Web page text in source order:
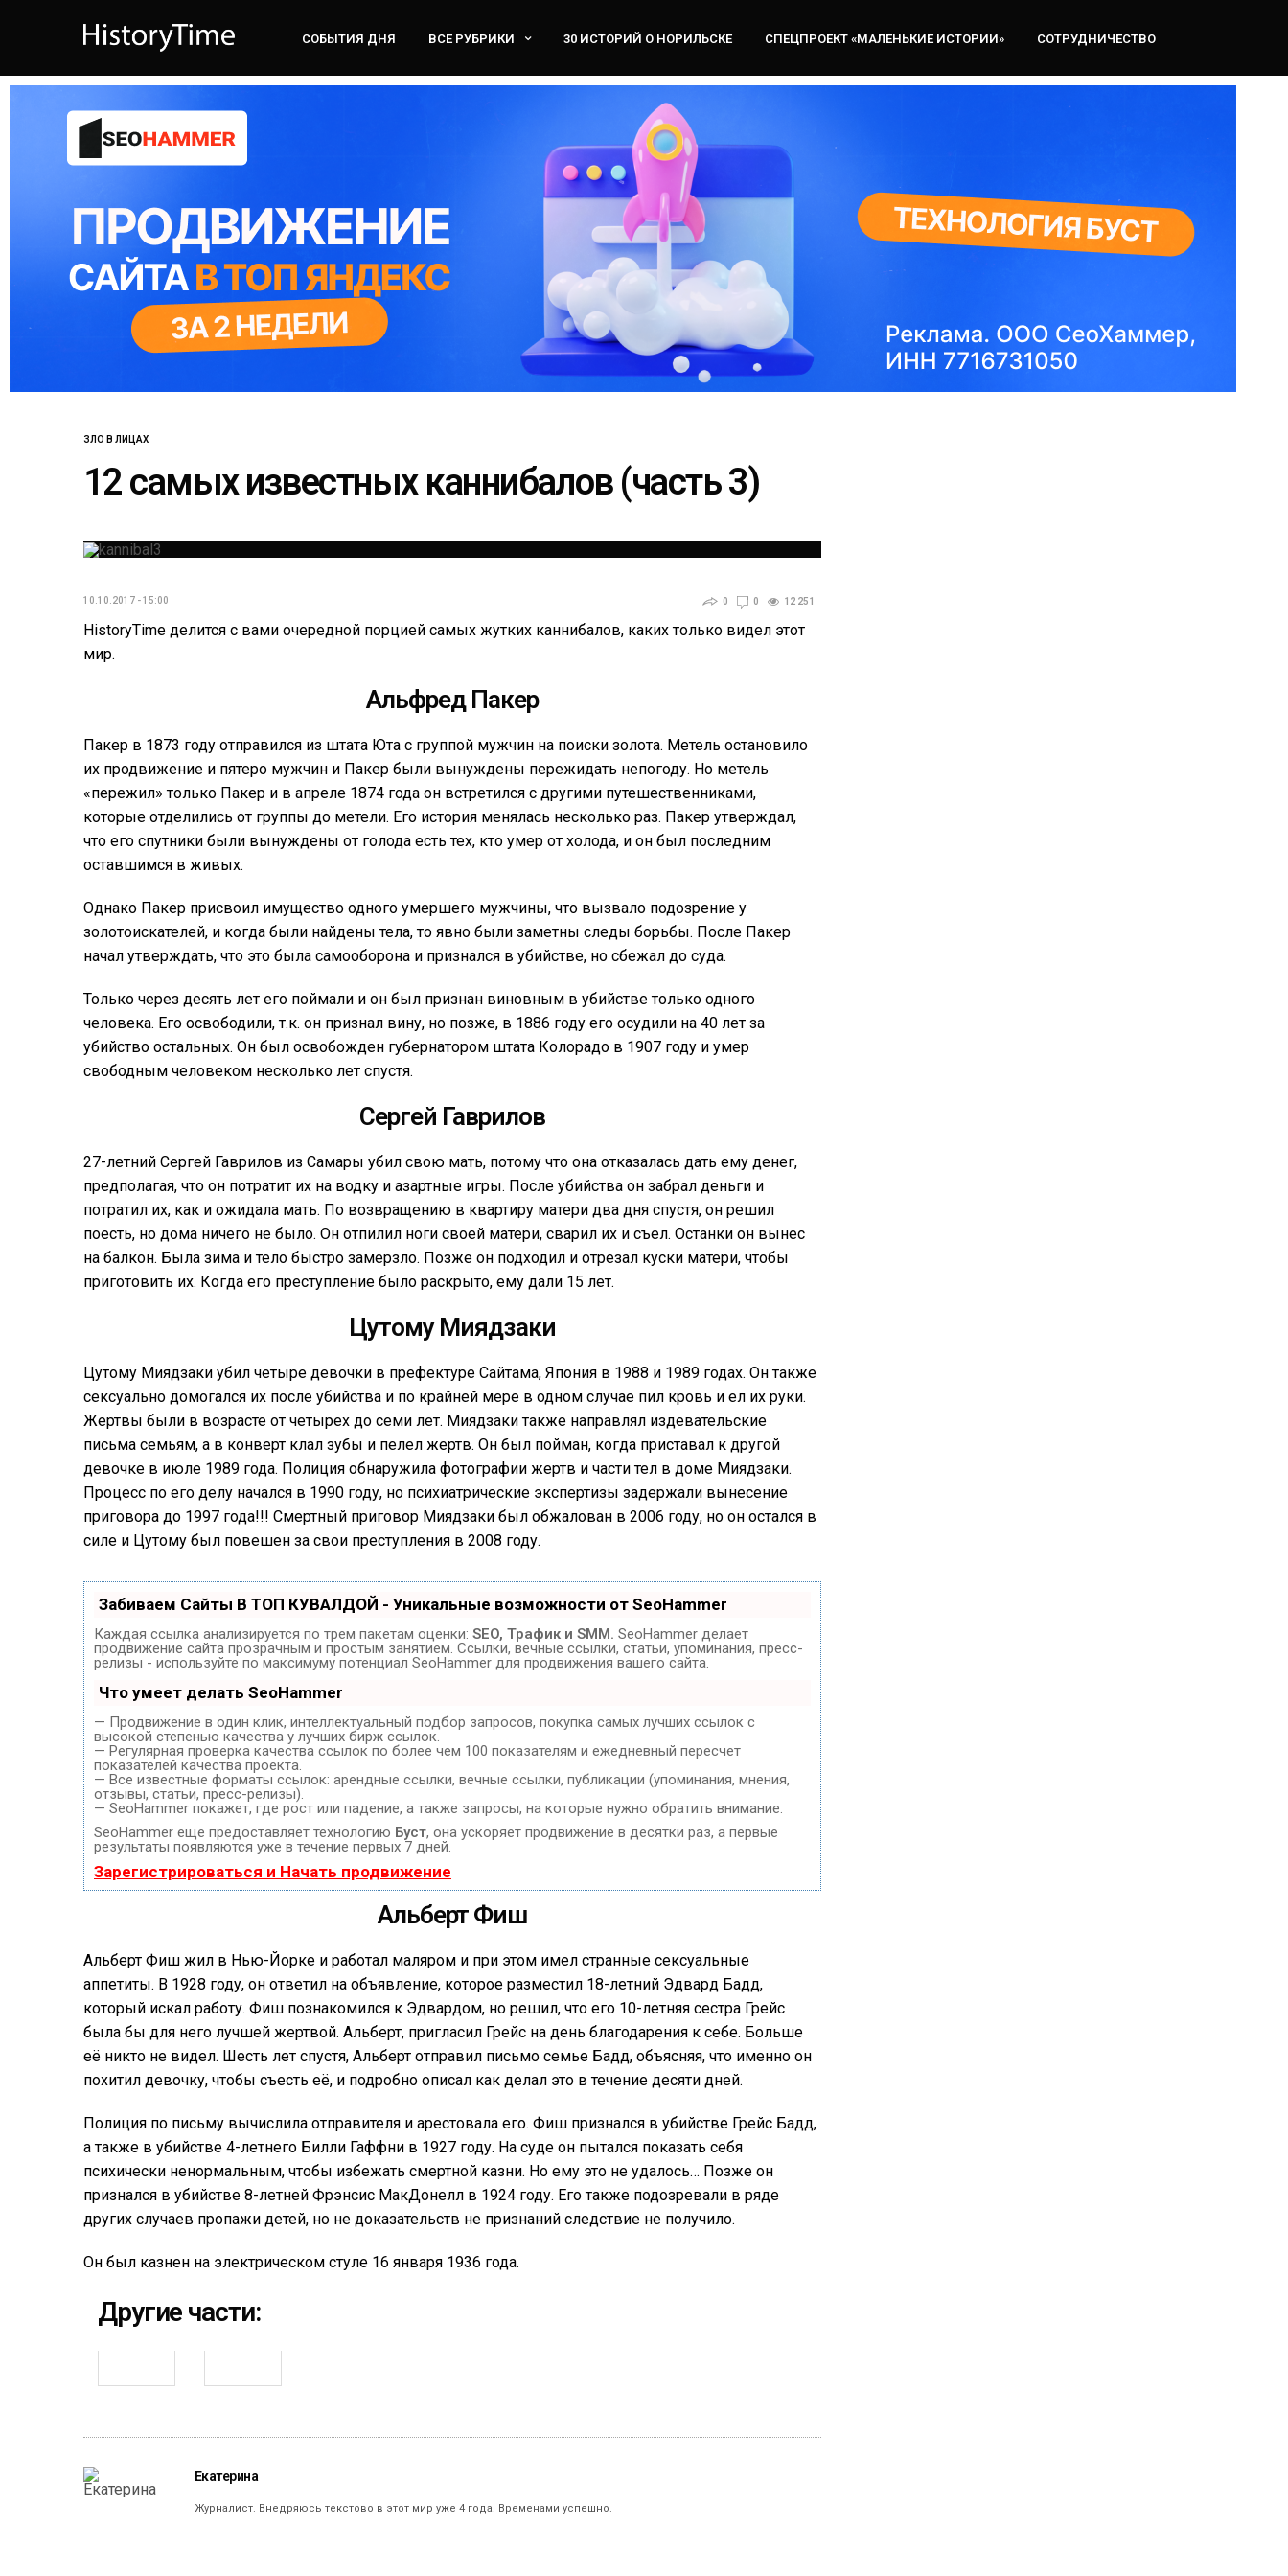
СОБЫТИЯ ДНЯ ВСЕ РУБРИКИ 30 ИСТОРИЙ О НОРИЛЬСКЕ СПЕЦПРОЕКТ «МАЛЕНЬКИЕ ИСТОРИИ» СОТРУДНИЧЕСТВО
ЗЛО В ЛИЦАХ
12 самых известных каннибалов (часть 3)
10.10.2017 - 15:00 0 0 12 251
HistoryTime делится с вами очередной порцией самых жутких каннибалов, каких только видел этот
мир.
Альфред Пакер
Пакер в 1873 году отправился из штата Юта с группой мужчин на поиски золота. Метель остановило
их продвижение и пятеро мужчин и Пакер были вынуждены пережидать непогоду. Но метель
«пережил» только Пакер и в апреле 1874 года он встретился с другими путешественниками,
которые отделились от группы до метели. Его история менялась несколько раз. Пакер утверждал,
что его спутники были вынуждены от голода есть тех, кто умер от холода, и он был последним
оставшимся в живых.
Однако Пакер присвоил имущество одного умершего мужчины, что вызвало подозрение у
золотоискателей, и когда были найдены тела, то явно были заметны следы борьбы. После Пакер
начал утверждать, что это была самооборона и признался в убийстве, но сбежал до суда.
Только через десять лет его поймали и он был признан виновным в убийстве только одного
человека. Его освободили, т.к. он признал вину, но позже, в 1886 году его осудили на 40 лет за
убийство остальных. Он был освобожден губернатором штата Колорадо в 1907 году и умер
свободным человеком несколько лет спустя.
Сергей Гаврилов
27-летний Сергей Гаврилов из Самары убил свою мать, потому что она отказалась дать ему денег,
предполагая, что он потратит их на водку и азартные игры. После убийства он забрал деньги и
потратил их, как и ожидала мать. По возвращению в квартиру матери два дня спустя, он решил
поесть, но дома ничего не было. Он отпилил ноги своей матери, сварил их и съел. Останки он вынес
на балкон. Была зима и тело быстро замерзло. Позже он подходил и отрезал куски матери, чтобы
приготовить их. Когда его преступление было раскрыто, ему дали 15 лет.
Цутому Миядзаки
Цутому Миядзаки убил четыре девочки в префектуре Сайтама, Япония в 1988 и 1989 годах. Он также
сексуально домогался их после убийства и по крайней мере в одном случае пил кровь и ел их руки.
Жертвы были в возрасте от четырех до семи лет. Миядзаки также направлял издевательские
письма семьям, а в конверт клал зубы и пелел жертв. Он был пойман, когда приставал к другой
девочке в июле 1989 года. Полиция обнаружила фотографии жертв и части тел в доме Миядзаки.
Процесс по его делу начался в 1990 году, но психиатрические экспертизы задержали вынесение
приговора до 1997 года!!! Смертный приговор Миядзаки был обжалован в 2006 году, но он остался в
силе и Цутому был повешен за свои преступления в 2008 году.
Забиваем Сайты В ТОП КУВАЛДОЙ - Уникальные возможности от SeoHammer
Каждая ссылка анализируется по трем пакетам оценки: SEO, Трафик и SMM. SeoHammer делает
продвижение сайта прозрачным и простым занятием. Ссылки, вечные ссылки, статьи, упоминания, пресс-
релизы - используйте по максимуму потенциал SeoHammer для продвижения вашего сайта.
Что умеет делать SeoHammer
— Продвижение в один клик, интеллектуальный подбор запросов, покупка самых лучших ссылок с
высокой степенью качества у лучших бирж ссылок.
— Регулярная проверка качества ссылок по более чем 100 показателям и ежедневный пересчет
показателей качества проекта.
— Все известные форматы ссылок: арендные ссылки, вечные ссылки, публикации (упоминания, мнения,
отзывы, статьи, пресс-релизы).
— SeoHammer покажет, где рост или падение, а также запросы, на которые нужно обратить внимание.
SeoHammer еще предоставляет технологию Буст, она ускоряет продвижение в десятки раз, а первые
результаты появляются уже в течение первых 7 дней.
Зарегистрироваться и Начать продвижение
Альберт Фиш
Альберт Фиш жил в Нью-Йорке и работал маляром и при этом имел странные сексуальные
аппетиты. В 1928 году, он ответил на объявление, которое разместил 18-летний Эдвард Бадд,
который искал работу. Фиш познакомился к Эдвардом, но решил, что его 10-летняя сестра Грейс
была бы для него лучшей жертвой. Альберт, пригласил Грейс на день благодарения к себе. Больше
её никто не видел. Шесть лет спустя, Альберт отправил письмо семье Бадд, объясняя, что именно он
похитил девочку, чтобы съесть её, и подробно описал как делал это в течение десяти дней.
Полиция по письму вычислила отправителя и арестовала его. Фиш признался в убийстве Грейс Бадд,
а также в убийстве 4-летнего Билли Гаффни в 1927 году. На суде он пытался показать себя
психически ненормальным, чтобы избежать смертной казни. Но ему это не удалось… Позже он
признался в убийстве 8-летней Фрэнсис МакДонелл в 1924 году. Его также подозревали в ряде
других случаев пропажи детей, но не доказательств не признаний следствие не получило.
Он был казнен на электрическом стуле 16 января 1936 года.
Другие части:
Екатерина
Журналист. Внедряюсь текстово в этот мир уже 4 года. Временами успешно.